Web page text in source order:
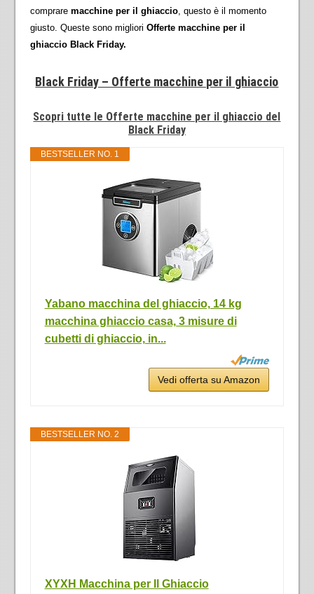
comprare macchine per il ghiaccio, questo è il momento
giusto. Queste sono migliori Offerte macchine per il
ghiaccio Black Friday.
Black Friday – Offerte macchine per il ghiaccio
Scopri tutte le Offerte macchine per il ghiaccio del
Black Friday
BESTSELLER NO. 1
Yabano macchina del ghiaccio, 14 kg
macchina ghiaccio casa, 3 misure di
cubetti di ghiaccio, in...
Vedi offerta su Amazon
BESTSELLER NO. 2
XYXH Macchina per Il Ghiaccio